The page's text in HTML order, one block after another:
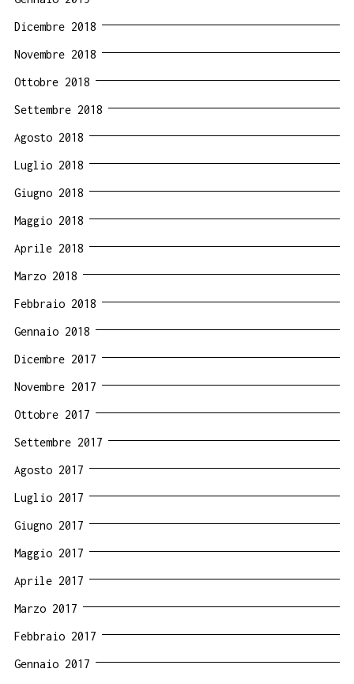
Dicembre 2018
Novembre 2018
Ottobre 2018
Settembre 2018
Agosto 2018
Luglio 2018
Giugno 2018
Maggio 2018
Aprile 2018
Marzo 2018
Febbraio 2018
Gennaio 2018
Dicembre 2017
Novembre 2017
Ottobre 2017
Settembre 2017
Agosto 2017
Luglio 2017
Giugno 2017
Maggio 2017
Aprile 2017
Marzo 2017
Febbraio 2017
Gennaio 2017